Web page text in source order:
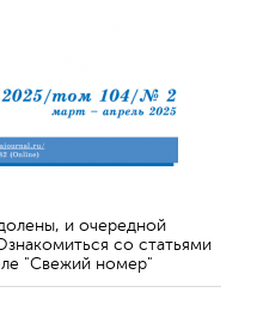
и очередной
со статьями
"Свежий номер"